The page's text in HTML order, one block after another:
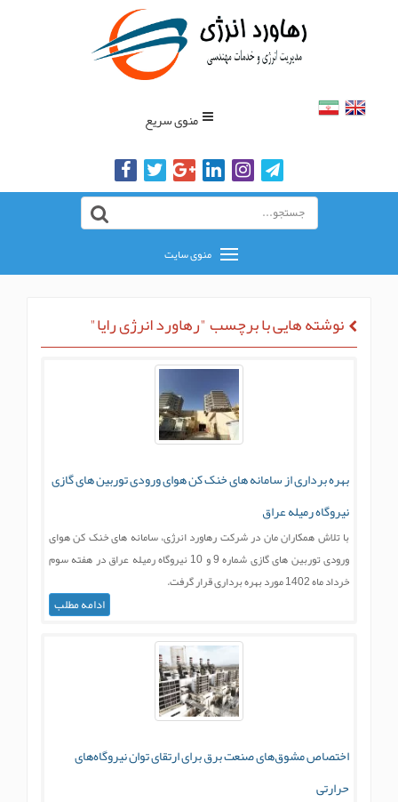
منوی سریع
منوی سایت
نوشته هایی با برچسب "رهاورد انرژی رایا"
بهره برداری از سامانه های خنک کن هوای ورودی توربین های گازی
نیروگاه رمیله عراق
با تلاش همکاران مان در شرکت رهاورد انرژی، سامانه های خنک کن هوای
ورودی توربین های گازی شماره 9 و 10 نیروگاه رمیله عراق در هفته سوم
خرداد ماه 1402 مورد بهره برداری قرار گرفت.
ادامه مطلب
اختصاص مشوق‌های صنعت برق برای ارتقای توان نیروگاه‌های
حرارتی